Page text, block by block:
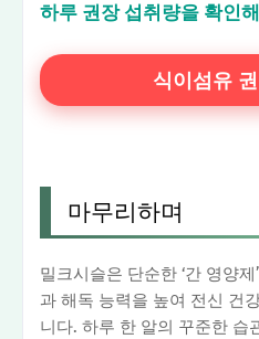
하루 권장 섭취량을 확인
식이섬유
마무리하며
밀크시슬은 단순한 ‘간 영양
과 해독 능력을 높여 전신 건
니다. 하루 한 알의 꾸준한 습